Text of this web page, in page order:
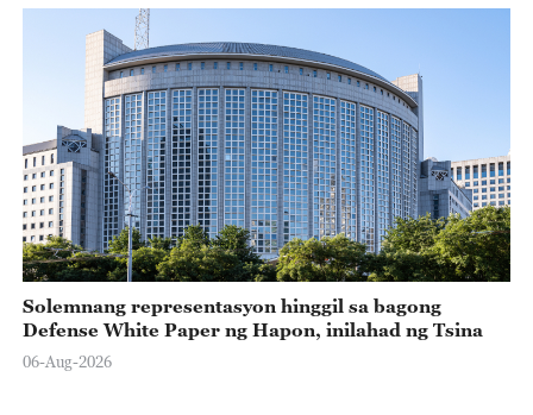
Solemnang representasyon hinggil sa bagong
Defense White Paper ng Hapon, inilahad ng Tsina
06-Aug-2026